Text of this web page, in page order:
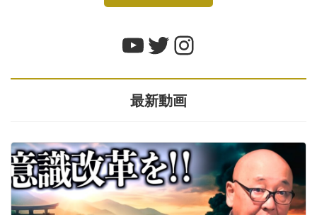
YouTube
TwitterInstagram
最新動画